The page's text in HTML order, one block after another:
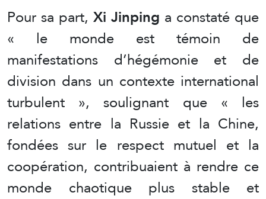
Pour sa part, Xi Jinping a constaté que
« le monde est témoin de
manifestations d’hégémonie et de
division dans un contexte international
turbulent », soulignant que « les
relations entre la Russie et la Chine,
fondées sur le respect mutuel et la
coopération, contribuaient à rendre ce
monde chaotique plus stable et